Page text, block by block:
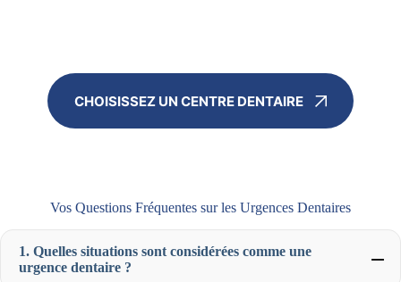
CHOISISSEZ UN CENTRE DENTAIRE
Vos Questions Fréquentes sur les Urgences Dentaires
1. Quelles situations sont considérées comme une
urgence dentaire ?